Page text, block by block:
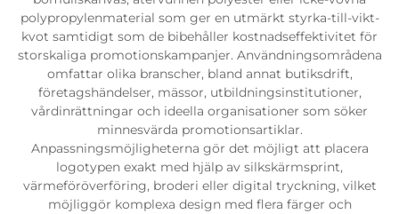
polypropylenmaterial som ger en utmärkt styrka-till-vikt-
kvot samtidigt som de bibehåller kostnadseffektivitet för
storskaliga promotionskampanjer. Användningsområdena
omfattar olika branscher, bland annat butiksdrift,
företagshändelser, mässor, utbildningsinstitutioner,
vårdinrättningar och ideella organisationer som söker
minnesvärda promotionsartiklar.
Anpassningsmöjligheterna gör det möjligt att placera
logotypen exakt med hjälp av silkskärmsprint,
värmeföröverföring, broderi eller digital tryckning, vilket
möjliggör komplexa design med flera färger och